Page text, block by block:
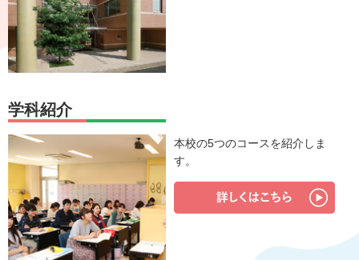
学科紹介
本校の5つのコースを紹介しま
す。